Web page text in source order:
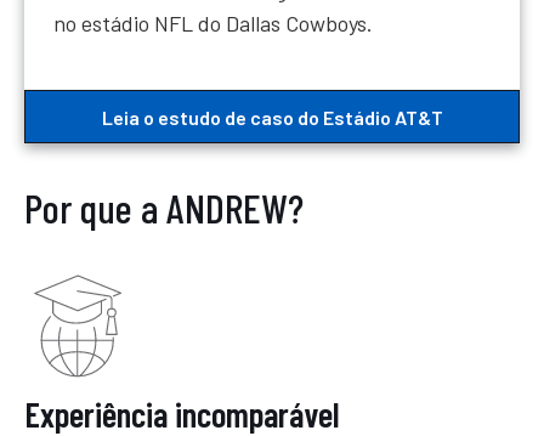
no estádio NFL do Dallas Cowboys.
Leia o estudo de caso do Estádio AT&T
Por que a ANDREW?
Experiência incomparável